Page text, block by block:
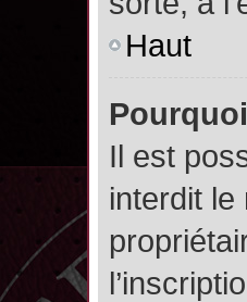
Haut
Il est
interdit le